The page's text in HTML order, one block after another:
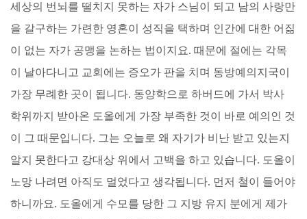
세상의 번뇌를 떨치지 못하는 자가 스님이 되고 남의 사랑만
을 갈구하는 가련한 영혼이 성직을 택하며 인간에 대한 어짊
이 없는 자가 공맹을 논하는 법이지요. 때문에 절에는 각목
이 날아다니고 교회에는 증오가 판을 치며 동방예의지국이
가장 무례한 곳이 됩니다. 동양학으로 하버드에 가서 박사
학위까지 받아온 도올에게 가장 부족한 것이 바로 예의인 것
이 그 때문입니다. 그는 오늘로 왜 자기가 비난 받고 있는지
알지 못한다고 강대상 위에서 고백을 하고 있습니다. 도올이
노망 나려면 아직도 멀었다고 생각됩니다. 먼저 철이 들어야
하니까요. 도올에게 수모를 당한 그 지방 유지 분에게 제가